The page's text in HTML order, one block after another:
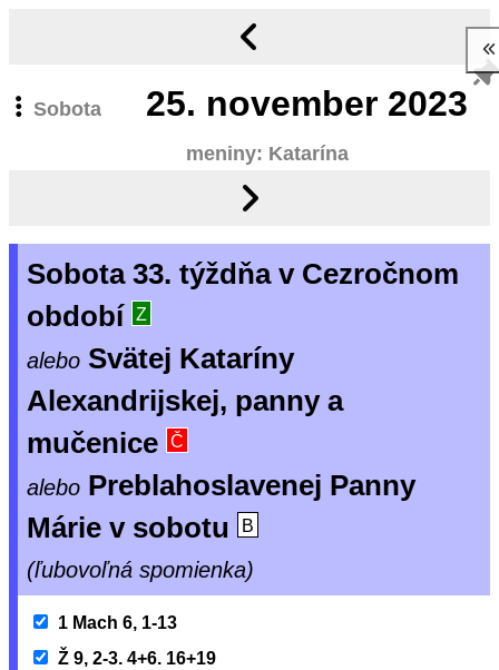
Sobota 25. november 2023
meniny: Katarína
Sobota 33. týždňa v Cezročnom
období
Z
alebo Svätej Kataríny
Alexandrijskej, panny a
mučenice
Č
alebo Preblahoslavenej Panny
Márie v sobotu
B
(ľubovoľná spomienka)
1 Mach 6, 1-13
Ž 9, 2-3. 4+6. 16+19